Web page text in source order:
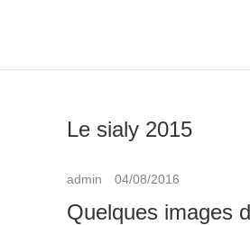
Le sialy 2015
admin 04/08/2016
Quelques images